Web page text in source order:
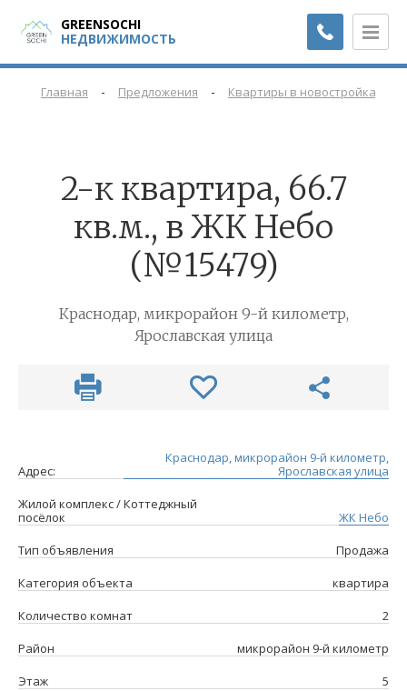
GREENSOCHI
НЕДВИЖИМОСТЬ
Главная - Предложения - Квартиры в новостройках
2-к квартира, 66.7
кв.м., в ЖК Небо
(№15479)
Краснодар, микрорайон 9-й километр,
Ярославская улица
Адрес:
Краснодар, микрорайон 9-й километр,
Ярославская улица
Жилой комплекс / Коттеджный
посёлок
ЖК Небо
Тип объявления
Продажа
Категория объекта
квартира
Количество комнат
2
Район
микрорайон 9-й километр
Этаж
5